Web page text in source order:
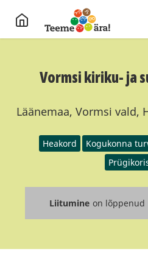
Vormsi kiriku- ja
Läänemaa, Vormsi vald,
Heakord Kogukonna
Liitumine on lõppenud